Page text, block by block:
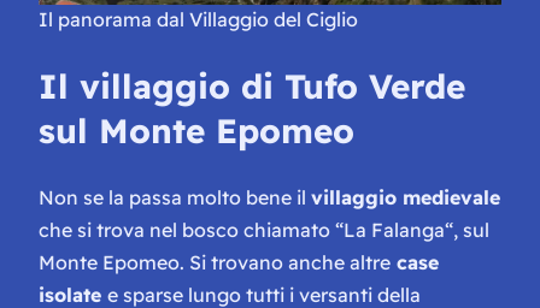
Il panorama dal Villaggio del Ciglio
Il villaggio di Tufo Verde
sul Monte Epomeo
Non se la passa molto bene il villaggio medievale
che si trova nel bosco chiamato “La Falanga“, sul
Monte Epomeo. Si trovano anche altre case
isolate e sparse lungo tutti i versanti della